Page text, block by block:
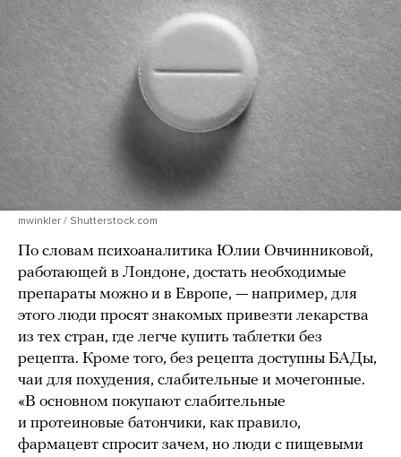
mwinkler / Shutterstock.com
По словам психоаналитика Юлии Овчинниковой,
работающей в Лондоне, достать необходимые
препараты можно и в Европе, — например, для
этого люди просят знакомых привезти лекарства
из тех стран, где легче купить таблетки без
рецепта. Кроме того, без рецепта доступны БАДы,
чаи для похудения, слабительные и мочегонные.
«В основном покупают слабительные
и протеиновые батончики, как правило,
фармацевт спросит зачем, но люди с пищевыми